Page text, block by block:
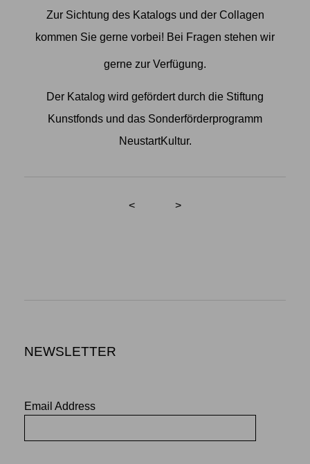
Zur Sichtung des Katalogs und der Collagen
kommen Sie gerne vorbei! Bei Fragen stehen wir
gerne zur Verfügung.
Der Katalog wird gefördert durch die Stiftung
Kunstfonds und das Sonderförderprogramm
NeustartKultur.
< >
NEWSLETTER
Email Address